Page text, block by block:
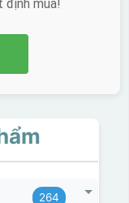
mua!
264